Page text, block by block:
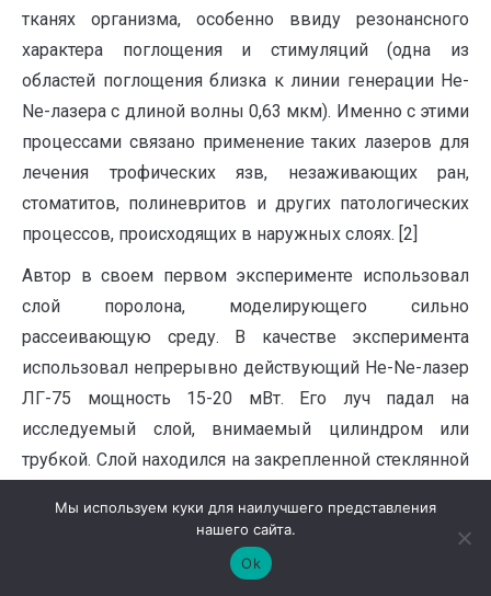
тканях организма, особенно ввиду резонансного
характера поглощения и стимуляций (одна из
областей поглощения близка к линии генерации He-
Ne-лазера с длиной волны 0,63 мкм). Именно с этими
процессами связано применение таких лазеров для
лечения трофических язв, незаживающих ран,
стоматитов, полиневритов и других патологических
процессов, происходящих в наружных слоях. [2]
Автор в своем первом эксперименте использовал
слой поролона, моделирующего сильно
рассеивающую среду. В качестве эксперимента
использовал непрерывно действующий He-Ne-лазер
ЛГ-75 мощность 15-20 мВт. Его луч падал на
исследуемый слой, внимаемый цилиндром или
трубкой. Слой находился на закрепленной стеклянной
Измерялась толщина локально сжатого слоя –
расстояние между внедренным, торцом цилиндра и
стеклянной пластинкой. Пятно рассеянного света на
Мы используем куки для наилучшего представления
нашего сайта.
Ok